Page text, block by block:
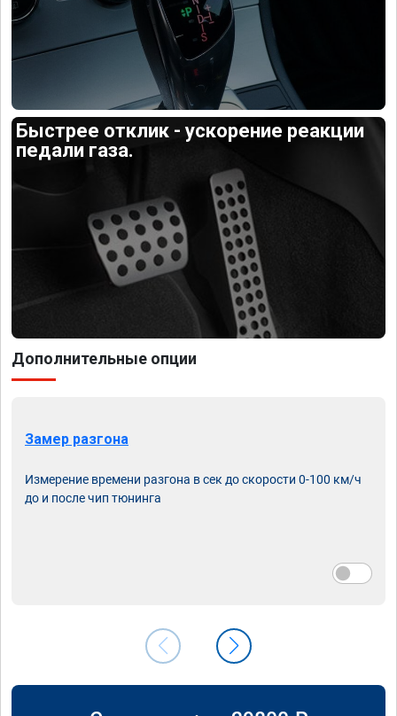
Быстрее отклик - ускорение реакции
педали газа.
Дополнительные опции
Замер разгона
Измерение времени разгона в сек до скорости 0-100 км/ч
до и после чип тюнинга